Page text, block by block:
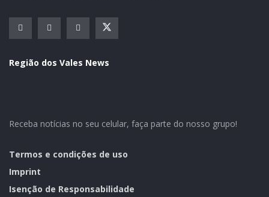
podem ser feitas até o dia 21. São apenas 12 vagas.
Mais informações podem ser obtidas pelo telefone (51)
o funcionamento. Na parte prática terá a instalação de
Texto: Ascom Escola
Região dos Vales News
Receba notícias no seu celular, faça parte do nosso grupo!
Termos e condições de uso
Imprint
Isenção de Responsabilidade